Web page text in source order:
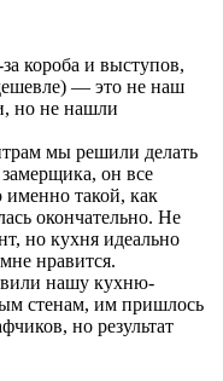
короба и выступов,
— это не наш
но не нашли
мы решили делать
он все
такой, как
окончательно. Не
но кухня идеально
нравится.
нашу кухню-
стенам, им пришлось
но результат